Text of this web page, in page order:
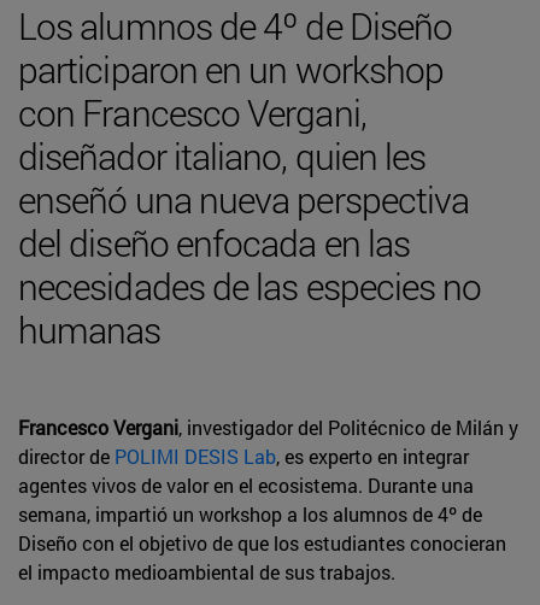
Los alumnos de 4º de Diseño
participaron en un workshop
con Francesco Vergani,
diseñador italiano, quien les
enseñó una nueva perspectiva
del diseño enfocada en las
necesidades de las especies no
humanas
Francesco Vergani, investigador del Politécnico de Milán y
director de POLIMI DESIS Lab, es experto en integrar
agentes vivos de valor en el ecosistema. Durante una
semana, impartió un workshop a los alumnos de 4º de
Diseño con el objetivo de que los estudiantes conocieran
el impacto medioambiental de sus trabajos.